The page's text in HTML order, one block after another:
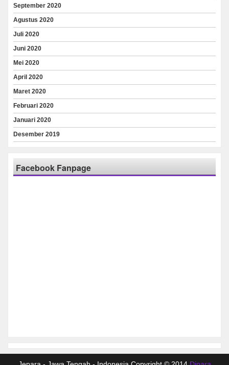
September 2020
Agustus 2020
Juli 2020
Juni 2020
Mei 2020
April 2020
Maret 2020
Februari 2020
Januari 2020
Desember 2019
Facebook Fanpage